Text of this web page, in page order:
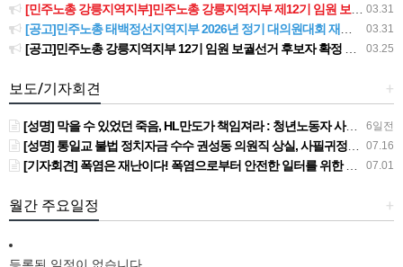
03.31
[민주노총 강릉지역지부]민주노총 강릉지역지부 제12기 임원 보궐선거결과 공고
03.31
[공고]민주노총 태백정선지역지부 2026년 정기 대의원대회 재소집 건
03.25
[공고]민주노총 강릉지역지부 12기 임원 보궐선거 후보자 확정 공고
+
보도/기자회견
6일전
[성명] 막을 수 있었던 죽음, HL만도가 책임져라 : 청년노동자 사망사고의 철저한 진상규명과 재발방지 대책 마련하라
07.16
[성명] 통일교 불법 정치자금 수수 권성동 의원직 상실, 사필귀정이다
07.01
[기자회견] 폭염은 재난이다! 폭염으로부터 안전한 일터를 위한 민주노총 강원지역본부 폭염감시단 선포 기자회견
+
월간 주요일정